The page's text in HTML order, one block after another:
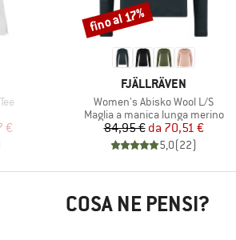
€
MARCHIO
FJÄLLRÄVEN
Articolo
Women's Abisko Wool L/S
Gruppo di prodotti
Maglia a manica lunga merino
Prezzo
84,95 € Prezzo ridotto
da 70,51 €
5,0(22)
Sconto
fino al 17%
COSA NE PENSI?